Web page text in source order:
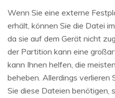
Wenn Sie eine externe
erhält, können Sie die Datei
da sie auf dem Gerät nicht
der Partition kann eine
kann Ihnen helfen, die
beheben. Allerdings verlieren
Sie diese Dateien benötigen,